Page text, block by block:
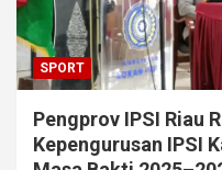
SPORT
Pengprov IPSI Riau
Kepengurusan IPSI